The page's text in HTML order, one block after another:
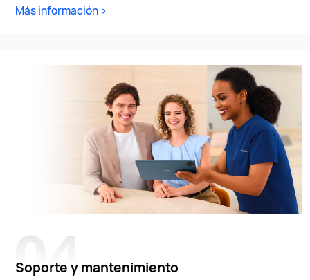
Más información >
Soporte y mantenimiento